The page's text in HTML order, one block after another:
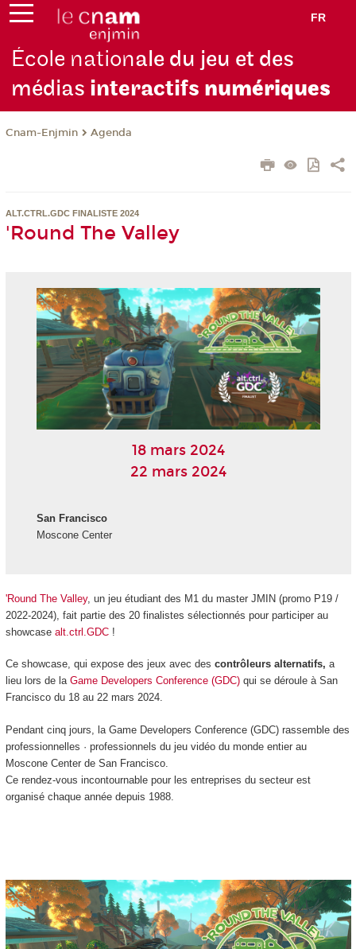
FR
École nationale du jeu et des
médias interactifs numériques
Cnam-Enjmin Agenda
ALT.CTRL.GDC FINALISTE 2024
'Round The Valley
18 mars 2024
22 mars 2024
San Francisco
Moscone Center
'Round The Valley, un jeu étudiant des M1 du master JMIN (promo P19 /
2022-2024), fait partie des 20 finalistes sélectionnés pour participer au
showcase alt.ctrl.GDC!
Ce showcase, qui expose des jeux avec des contrôleurs alternatifs, a
lieu lors de la Game Developers Conference (GDC)qui se déroule à San
Francisco du 18 au 22 mars 2024.
Pendant cinq jours, la Game Developers Conference (GDC) rassemble des
professionnelles · professionnels du jeu vidéo du monde entier au
Moscone Center de San Francisco.
Ce rendez-vous incontournable pour les entreprises du secteur est
organisé chaque année depuis 1988.